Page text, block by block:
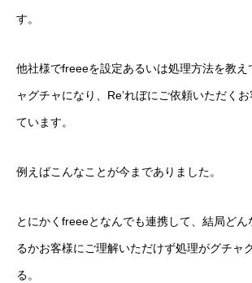
サービスとプライス
お問合せ
す。
他社様でfreeeを設定あるいは処理方法を教え
ャグチャになり、Re’れぼにご依頼いただく
ています。
例えばこんなことが今までありました。
とにかくfreeeとなんでも連携して、結局ど
るかお客様にご理解いただけず処理がグチャ
る。